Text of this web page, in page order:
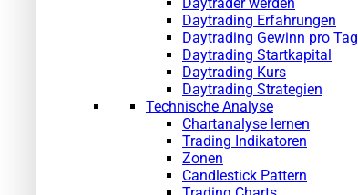
Daytrading Erfahrungen
Daytrading Gewinn pro Tag
Daytrading Startkapital
Daytrading Kurs
Daytrading Strategien
Technische Analyse
Chartanalyse lernen
Trading Indikatoren
Zonen
Candlestick Pattern